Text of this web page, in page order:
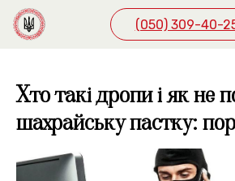
(050) 309-40-
Хто такі дропи і як не
шахрайську пастку: